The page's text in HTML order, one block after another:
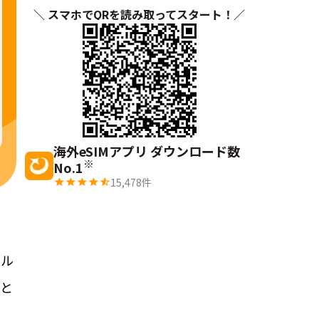
＼ スマホでQRを読み取ってスタート！／
海外eSIMアプリ ダウンロード数
No.1※
15,478件